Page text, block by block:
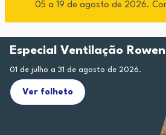
05 a 19 de agosto de 2026.
Especial Ventilação
01 de julho a 31 de agosto de 2026.
Ver folheto